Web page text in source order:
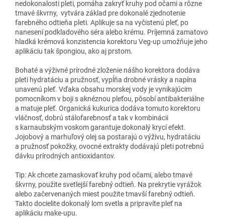
nedokonalosti pleti, pomáha zakryť kruhy pod očami a rôzne
tmavé škvrny, vytvára základ pre dokonalé zjednotenie
farebného odtieňa pleti. Aplikuje sa na vyčistenú pleť, po
nanesení podkladového séra alebo krému. Príjemná zamatovo
hladká krémová konzistencia korektoru Veg-up umožňuje jeho
aplikáciu tak špongiou, ako aj prstom.
Bohaté a výživné prírodné zloženie nášho korektora dodáva
pleti hydratáciu a pružnosť, vypĺňa drobné vrásky a napína
unavenú pleť. Vďaka obsahu morskej vody je vynikajúcim
pomocníkom v boji s aknéznou pleťou, pôsobí antibakteriálne
a matuje pleť. Organická kukurica dodáva tomuto korektoru
vláčnosť, dobrú stálofarebnosť a tak v kombinácii
s karnaubským voskom garantuje dokonalý krycí efekt.
Jojobový a marhuľový olej sa postarajú o výživu, hydratáciu
a pružnosť pokožky, ovocné extrakty dodávajú pleti potrebnú
dávku prírodných antioxidantov.
Tip: Ak chcete zamaskovať kruhy pod očami, alebo tmavé
škvrny, použite svetlejší farebný odtieň. Na prekrytie vyrážok
alebo začervenaných miest použite tmavší farebný odtieň.
Takto docielite dokonalý lom svetla a pripravíte pleť na
aplikáciu make-upu.